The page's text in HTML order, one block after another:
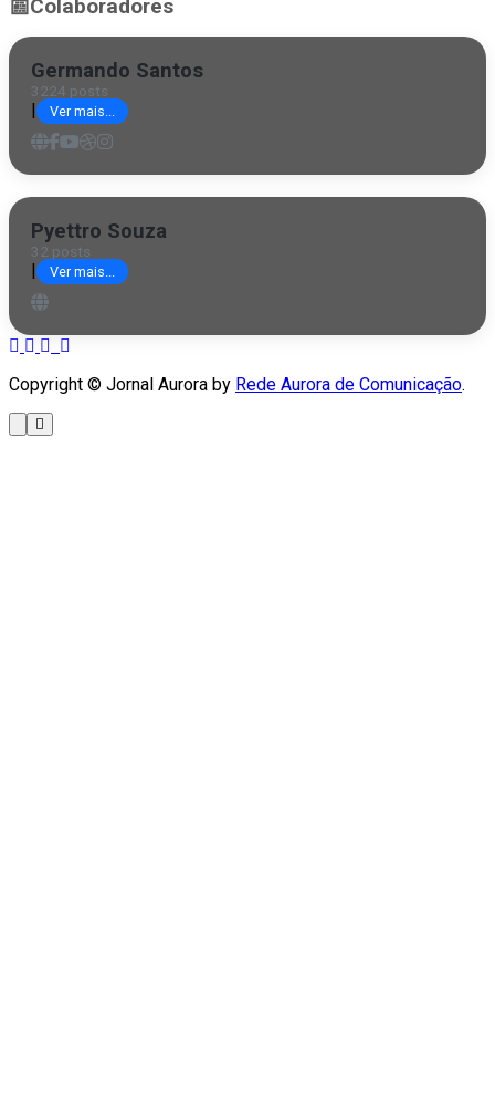
📰Colaboradores
Germando Santos
3224 posts
Ver mais...
Pyettro Souza
32 posts
Ver mais...
Copyright © Jornal Aurora by Rede Aurora de Comunicação.